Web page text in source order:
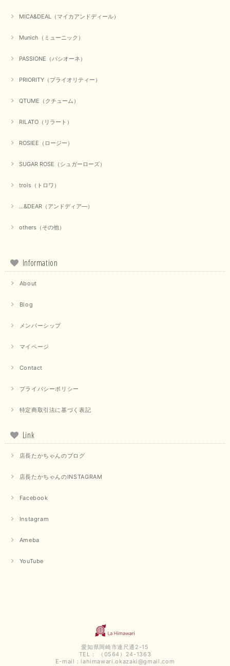
MICA&DEAL（マイカアンドディール）
Munich（ミューニック）
PASSIONE（パシオーネ）
PRIORITY（プライオリティー）
QTUME（クチューム）
RILATO（リラート）
ROSIEE（ロージー）
SUGAR ROSE（シュガーローズ）
trois（トロワ）
...&DEAR（アンドディア―）
others（その他）
Information
About
Blog
メンバーシップ
マイページ
Contact
プライバシーポリシー
特定商取引法に基づく表記
Link
店長たかちゃんのブログ
店長たかちゃんのINSTAGRAM
Facebook
Instagram
Ameba
YouTube
愛知県岡崎市連尺通2-15
TEL： （0564）24-1363
E-mail： lahimawari.okazaki@gmail.com